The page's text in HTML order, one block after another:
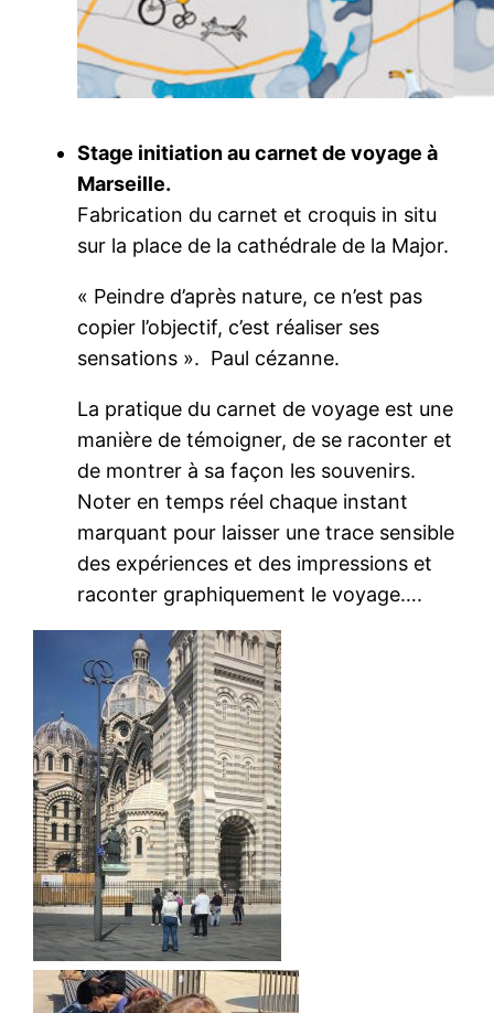
Stage initiation au carnet de voyage à
Marseille.
Fabrication du carnet et croquis in situ
sur la place de la cathédrale de la Major.
« Peindre d’après nature, ce n’est pas
copier l’objectif, c’est réaliser ses
sensations ». Paul cézanne.
La pratique du carnet de voyage est une
manière de témoigner, de se raconter et
de montrer à sa façon les souvenirs.
Noter en temps réel chaque instant
marquant pour laisser une trace sensible
des expériences et des impressions et
raconter graphiquement le voyage….